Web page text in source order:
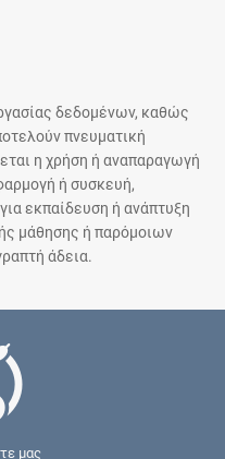
δεδομένων, καθώς
πνευματική
η χρήση ή αναπαραγωγή
ή συσκευή,
εκπαίδευση ή ανάπτυξη
μάθησης ή παρόμοιων
άδεια.
μας